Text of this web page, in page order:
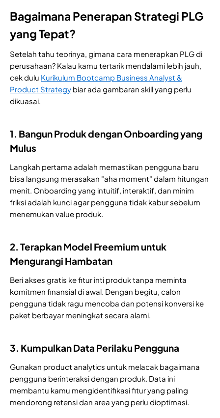
Bagaimana Penerapan Strategi PLG
yang Tepat?
Setelah tahu teorinya, gimana cara menerapkan PLG di
perusahaan? Kalau kamu tertarik mendalami lebih jauh,
cek dulu Kurikulum Bootcamp Business Analyst &
Product Strategy biar ada gambaran skill yang perlu
dikuasai.
1. Bangun Produk dengan Onboarding yang
Mulus
Langkah pertama adalah memastikan pengguna baru
bisa langsung merasakan "aha moment" dalam hitungan
menit. Onboarding yang intuitif, interaktif, dan minim
friksi adalah kunci agar pengguna tidak kabur sebelum
menemukan value produk.
2. Terapkan Model Freemium untuk
Mengurangi Hambatan
Beri akses gratis ke fitur inti produk tanpa meminta
komitmen finansial di awal. Dengan begitu, calon
pengguna tidak ragu mencoba dan potensi konversi ke
paket berbayar meningkat secara alami.
3. Kumpulkan Data Perilaku Pengguna
Gunakan product analytics untuk melacak bagaimana
pengguna berinteraksi dengan produk. Data ini
membantu kamu mengidentifikasi fitur yang paling
mendorong retensi dan area yang perlu dioptimasi.